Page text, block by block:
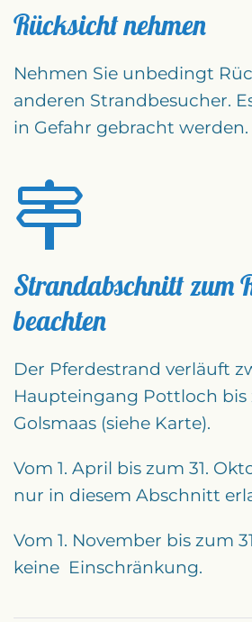
Rücksicht nehmen
Nehmen Sie unbedingt
anderen Strandbesucher.
in Gefahr gebracht werden.
Strandabschnitt zum
beachten
Der Pferdestrand verläuft
Haupteingang Pottloch
Golsmaas (siehe Karte).
Vom 1. April bis zum 31.
nur in diesem Abschnitt
Vom 1. November bis zum
keine Einschränkung.